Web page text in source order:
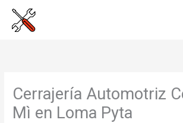
Cerrajería Automotriz
Mì en Loma Pyta